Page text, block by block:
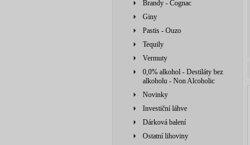
Brandy - Cognac
Giny
Pastis - Ouzo
Tequily
Vermuty
0,0% alkohol - Destiláty bez
alkoholu - Non Alcoholic
Novinky
Investiční láhve
Dárková balení
Ostatní lihoviny